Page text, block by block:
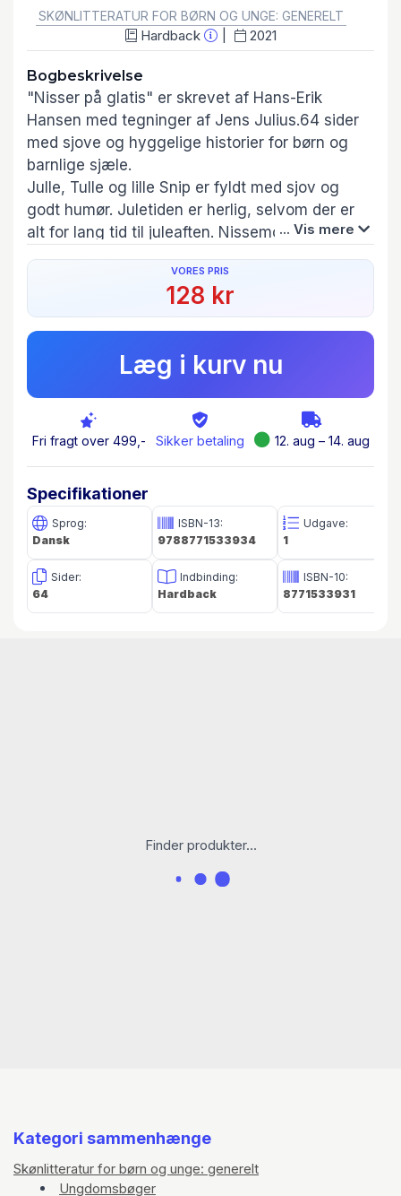
SKØNLITTERATUR FOR BØRN OG UNGE: GENERELT
Hardback 2021
Bogbeskrivelse
"Nisser på glatis" er skrevet af Hans-Erik
Hansen med tegninger af Jens Julius.64 sider
med sjove og hyggelige historier for børn og
barnlige sjæle.
Julle, Tulle og lille Snip er fyldt med sjov og
godt humør. Juletiden er herlig, selvom der er
alt for lang tid til juleaften. Nissemor og nissefar
forstår heldigvis at sætte smånisserne i
sving. Nisserne får mange nye venner: Skipper-
Nis og Hannah Julie, Birger Bjørn og
Bagermester Basse er alle med til at give
nisserne en pragtfuld jul.
Bogen er en efterfølger til “Nissehistorier”, som
udkom i 2016, og "Nissernes jul", som udkom i
... Vis mere
VORES PRIS
128 kr
Læg i kurv nu
Fri fragt over 499,- Sikker betaling 12. aug – 14. aug
Specifikationer
Sprog:
Dansk
Sider:
64
ISBN-13:
9788771533934
Indbinding:
Hardback
Udgave:
1
ISBN-10:
8771533931
Finder produkter...
Kategori sammenhænge
Skønlitteratur for børn og unge: generelt
Ungdomsbøger